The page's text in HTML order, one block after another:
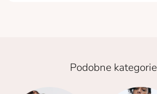
Podobne kategorie